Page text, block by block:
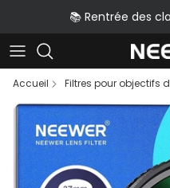
Aller au contenu📚 Rentrée des
Accueil
Filtres pour objectifs
Passer aux informations